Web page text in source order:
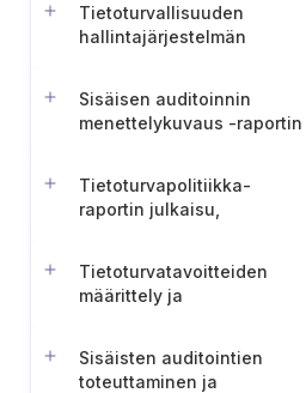
Tietoturvallisuuden
hallintajärjestelmän
Sisäisen auditoinnin
menettelykuvaus -raportin
Tietoturvapolitiikka-
raportin julkaisu,
Tietoturvatavoitteiden
määrittely ja
Sisäisten auditointien
toteuttaminen ja